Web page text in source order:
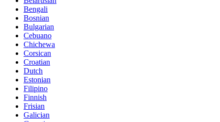
Bengali
Bosnian
Bulgarian
Cebuano
Chichewa
Corsican
Croatian
Dutch
Estonian
Filipino
Finnish
Frisian
Galician